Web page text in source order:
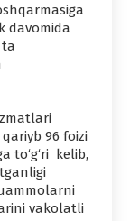
davomida
ta
96 foizi
to‘g‘ri kelib,
vakolatli